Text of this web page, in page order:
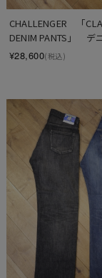
CHALLENGER　「
DENIM PANTS」　デ
¥28,600(税込)